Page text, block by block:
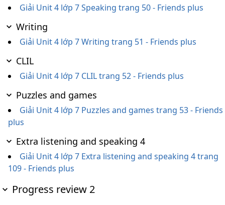
Giải Unit 4 lớp 7 Speaking trang 50 - Friends plus
Writing
Giải Unit 4 lớp 7 Writing trang 51 - Friends plus
CLIL
Giải Unit 4 lớp 7 CLIL trang 52 - Friends plus
Puzzles and games
Giải Unit 4 lớp 7 Puzzles and games trang 53 - Friends
plus
Extra listening and speaking 4
Giải Unit 4 lớp 7 Extra listening and speaking 4 trang
109 - Friends plus
Progress review 2